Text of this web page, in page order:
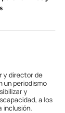
y director de
un periodismo
y
a los
inclusión.